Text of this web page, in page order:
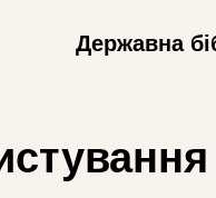
Державна